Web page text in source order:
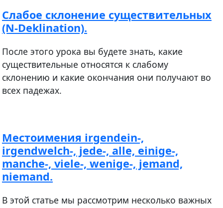
Cлабое склонение существительных
(N-Deklination).
После этого урока вы будете знать, какие
существительные относятся к слабому
склонению и какие окончания они получают во
всех падежах.
Местоимения irgendein-,
irgendwelch-, jede-, alle, einige-,
manche-, viele-, wenige-, jemand,
niemand.
В этой статье мы рассмотрим несколько важных